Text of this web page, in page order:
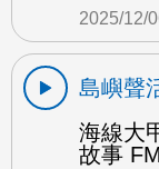
2025/12/
島嶼聲
海線大
故事